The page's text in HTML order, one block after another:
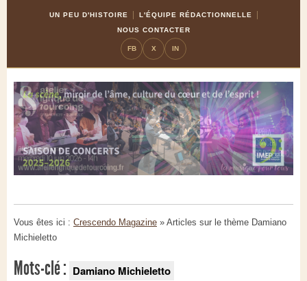
UN PEU D'HISTOIRE
L'ÉQUIPE RÉDACTIONNELLE
NOUS CONTACTER
FB X IN
Vous êtes ici : Crescendo Magazine » Articles sur le thème Damiano
Michieletto
Mots-clé : Damiano Michieletto